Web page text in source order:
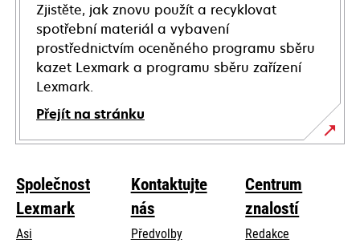
Zjistěte, jak znovu použít a recyklovat
spotřební materiál a vybavení
prostřednictvím oceněného programu sběru
kazet Lexmark a programu sběru zařízení
Lexmark.
Přejít na stránku
Společnost
Lexmark
Asi
Kontaktujte
nás
Předvolby
Centrum
znalostí
Redakce